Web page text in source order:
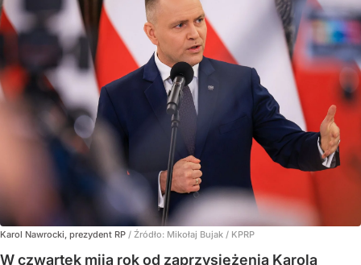
Karol Nawrocki, prezydent RP / Źródło: Mikołaj Bujak / KPRP
W czwartek mija rok od zaprzysiężenia Karola